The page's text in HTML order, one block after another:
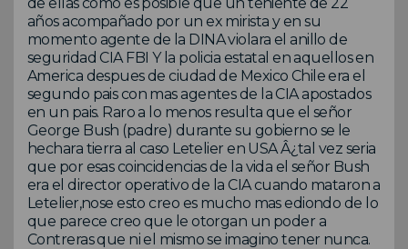
años acompañado por un ex mirista y en su
momento agente de la DINA violara el anillo de
seguridad CIA FBI Y la policia estatal en aquellos en
America despues de ciudad de Mexico Chile era el
segundo pais con mas agentes de la CIA apostados
en un pais. Raro a lo menos resulta que el señor
George Bush (padre) durante su gobierno se le
hechara tierra al caso Letelier en USA Â¿tal vez seria
que por esas coincidencias de la vida el señor Bush
era el director operativo de la CIA cuando mataron a
Letelier,nose esto creo es mucho mas ediondo de lo
que parece creo que le otorgan un poder a
Contreras que ni el mismo se imagino tener nunca.